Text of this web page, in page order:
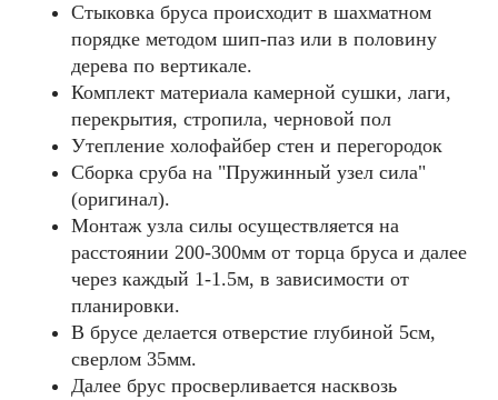
Стыковка бруса происходит в шахматном
порядке методом шип-паз или в половину
дерева по вертикале.
Комплект материала камерной сушки, лаги,
перекрытия, стропила, черновой пол
Утепление холофайбер стен и перегородок
Сборка сруба на "Пружинный узел сила"
(оригинал).
Монтаж узла силы осуществляется на
расстоянии 200-300мм от торца бруса и далее
через каждый 1-1.5м, в зависимости от
планировки.
В брусе делается отверстие глубиной 5см,
сверлом 35мм.
Далее брус просверливается насквозь